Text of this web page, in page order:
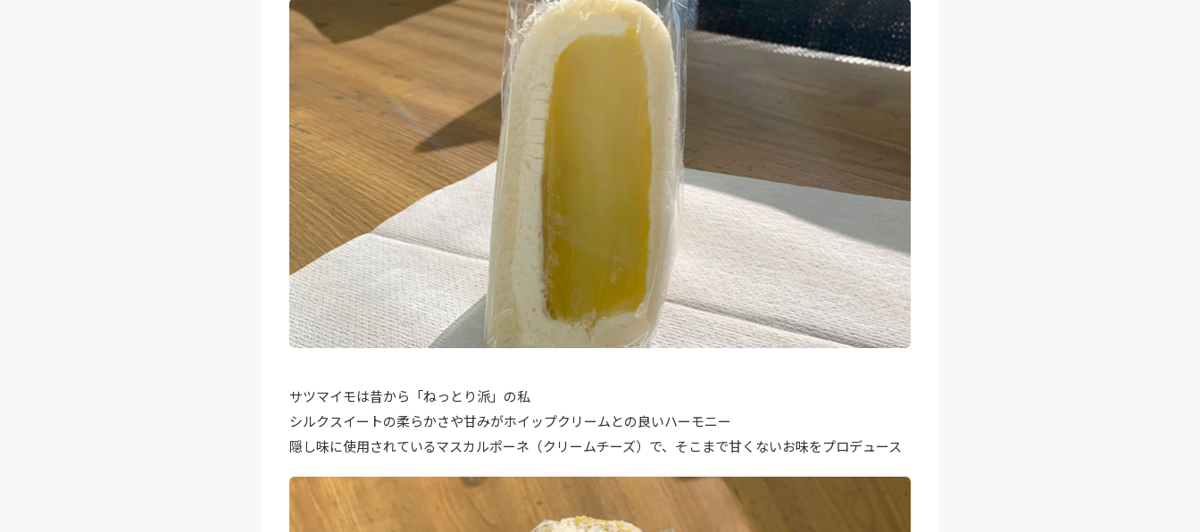
サツマイモは昔から「ねっとり派」の私
シルクスイートの柔らかさや甘みがホイップクリームとの良いハーモニー
隠し味に使用されているマスカルポーネ（クリームチーズ）で、そこまで甘くないお味をプロデュース